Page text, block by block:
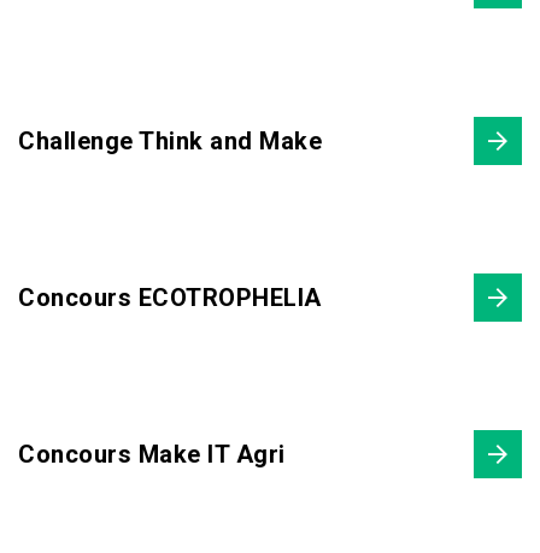
Challenge Think and Make
Concours ECOTROPHELIA
Concours Make IT Agri